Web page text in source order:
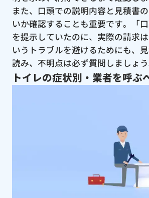
また、口頭での説明内容と見積書
いか確認することも重要です。「
を提示していたのに、実際の請求
いうトラブルを避けるためにも、
読み、不明点は必ず質問しましょう
トイレの症状別・業者を呼ぶ